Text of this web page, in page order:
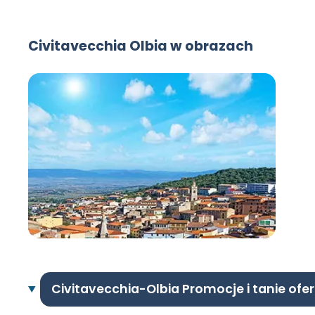
Civitavecchia Olbia w obrazach
Civitavecchia-Olbia Promocje i tanie